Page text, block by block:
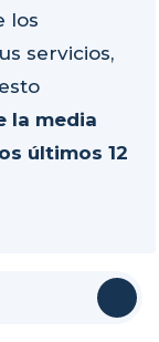
los
servicios,
la media
últimos 12